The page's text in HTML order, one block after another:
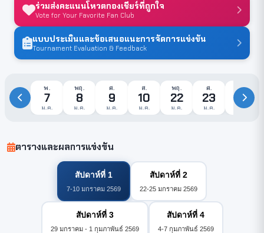
ร่วมส่งคะแนนโหวตกองเชียร์ที่ถูกใจ
Vote for Your Favorite Fan Club
แบบประเมินและข้อเสนอแนะการจัดการแข่งขัน
Tournament Evaluation & Feedback
พ.
7
ม.ค.
พฤ.
8
ม.ค.
ศ.
9
ม.ค.
ส.
10
ม.ค.
พฤ.
22
ม.ค.
ศ.
23
ม.ค.
ส.
24
ม.ค.
ตารางและผลการแข่งขัน
สัปดาห์ที่ 1
7-10 มกราคม 2569
สัปดาห์ที่ 2
22-25 มกราคม 2569
สัปดาห์ที่ 3
29 มกราคม - 1 กุมภาพันธ์ 2569
สัปดาห์ที่ 4
4-7 กุมภาพันธ์ 2569